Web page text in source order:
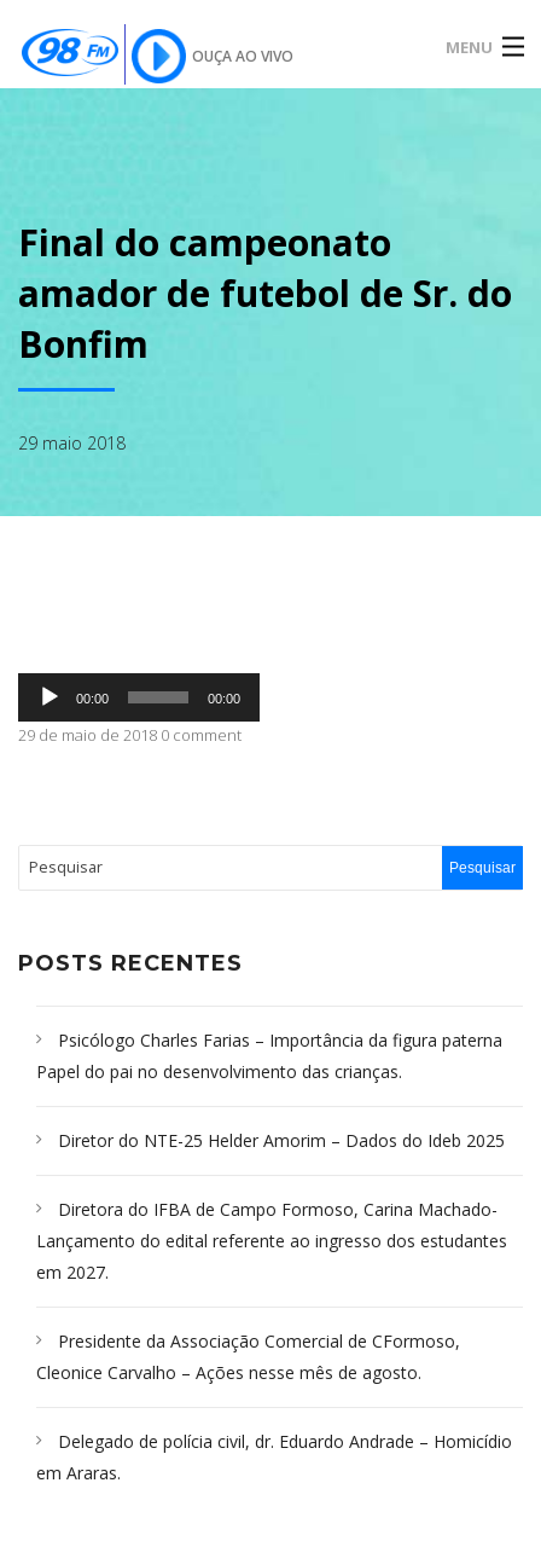
OUÇA AO VIVO MENU
SOBRE
CONTATO
Final do campeonato
amador de futebol de Sr. do
Bonfim
29 maio 2018
Tocador
áudio
00:00 00:00
29 de maio de 2018 0 comment
POSTS RECENTES
Psicólogo Charles Farias – Importância da figura paterna
Papel do pai no desenvolvimento das crianças.
Diretor do NTE-25 Helder Amorim – Dados do Ideb 2025
Diretora do IFBA de Campo Formoso, Carina Machado-
Lançamento do edital referente ao ingresso dos estudantes
em 2027.
Presidente da Associação Comercial de CFormoso,
Cleonice Carvalho – Ações nesse mês de agosto.
Delegado de polícia civil, dr. Eduardo Andrade – Homicídio
em Araras.